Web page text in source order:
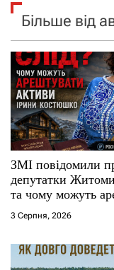
Більше від
ЗМІ повідомили
депутатки
та чому можуть
3 Серпня, 2026